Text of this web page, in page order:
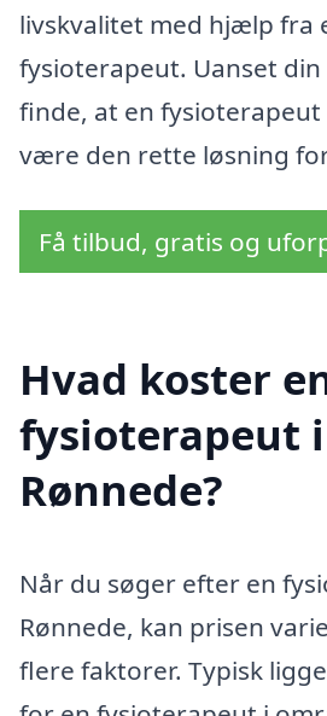
livskvalitet med hjælp fra
fysioterapeut. Uanset
finde, at en fysioterapeut
være den rette løsning
Få tilbud, gratis og
Hvad koster
fysioterapeut i
Rønnede?
Når du søger efter en
Rønnede, kan prisen
flere faktorer. Typisk